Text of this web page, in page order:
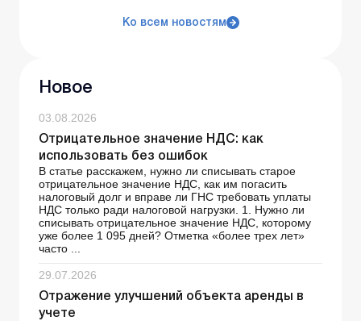
Ко всем новостям
Новое
03.08.2026
Отрицательное значение НДС: как
использовать без ошибок
В статье расскажем, нужно ли списывать старое
отрицательное значение НДС, как им погасить
налоговый долг и вправе ли ГНС требовать уплаты
НДС только ради налоговой нагрузки. 1. Нужно ли
списывать отрицательное значение НДС, которому
уже более 1 095 дней? Отметка «более трех лет»
часто ...
29.07.2026
Отражение улучшений объекта аренды в
учете